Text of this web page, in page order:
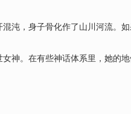
沌，身子骨化作了山川河流。
神。在有些神话体系里，她的